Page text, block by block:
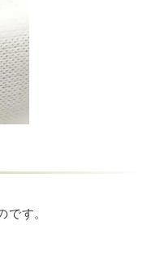
です。